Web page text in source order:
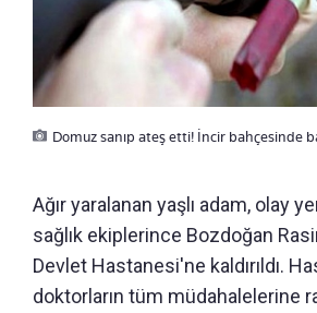
Domuz sanıp ateş etti! İncir bahçesinde
Ağır yaralanan yaşlı adam, olay
sağlık ekiplerince Bozdoğan
Devlet Hastanesi'ne kaldırıldı.
doktorların tüm müdahalelerine